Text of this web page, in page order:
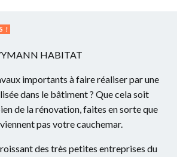
!
importants à faire réaliser par une
dans le bâtiment ? Que cela soit
de la rénovation, faites en sorte que
pas votre cauchemar.
des très petites entreprises du